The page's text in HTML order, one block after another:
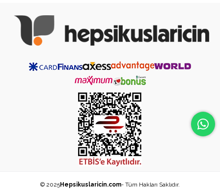
© 2025Hepsikuslaricin.com- Tüm Hakları Saklıdır.